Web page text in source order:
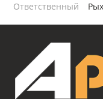
Ответственный